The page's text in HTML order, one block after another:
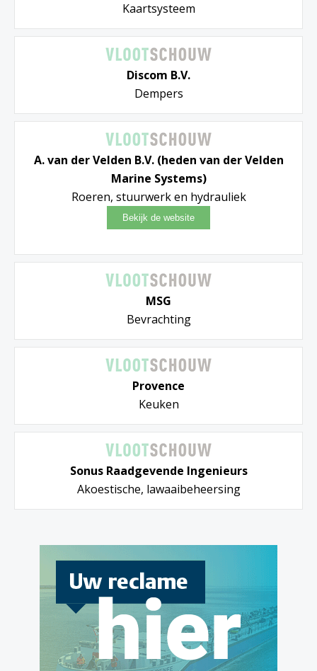
Kaartsysteem
Discom B.V.
Dempers
A. van der Velden B.V. (heden van der Velden
Marine Systems)
Roeren, stuurwerk en hydrauliek
MSG
Bevrachting
Provence
Keuken
Sonus Raadgevende Ingenieurs
Akoestische, lawaaibeheersing